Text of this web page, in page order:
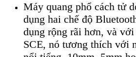
Máy quang phổ cách tử
dụng hai chế độ
dụng rộng rãi hơn, và
SCE, nó tương thích với